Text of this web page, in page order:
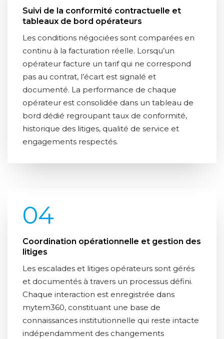
Suivi de la conformité contractuelle et
tableaux de bord opérateurs
Les conditions négociées sont comparées en
continu à la facturation réelle. Lorsqu’un
opérateur facture un tarif qui ne correspond
pas au contrat, l’écart est signalé et
documenté. La performance de chaque
opérateur est consolidée dans un tableau de
bord dédié regroupant taux de conformité,
historique des litiges, qualité de service et
engagements respectés.
04
Coordination opérationnelle et gestion des
litiges
Les escalades et litiges opérateurs sont gérés
et documentés à travers un processus défini.
Chaque interaction est enregistrée dans
mytem360, constituant une base de
connaissances institutionnelle qui reste intacte
indépendamment des changements